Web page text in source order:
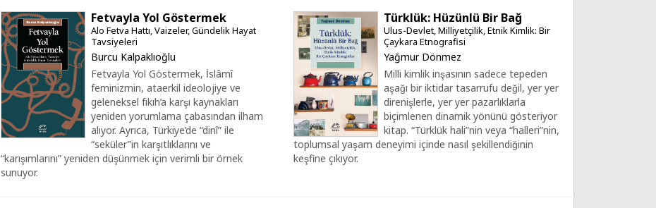
Fetvayla Yol Göstermek
Alo Fetva Hattı, Vaizeler, Gündelik Hayat
Tavsiyeleri
Burcu Kalpaklıoğlu
Fetvayla Yol Göstermek, İslâmî
feminizmin, ataerkil ideolojiye ve
geleneksel fıkıh’a karşı kaynakları
yeniden yorumlama çabasından ilham
alıyor. Ayrıca, Türkiye’de “dinî” ile
“seküler”in karşıtlıklarını ve
“karışımlarını” yeniden düşünmek için verimli bir örnek
sunuyor.
Türklük: Hüzünlü Bir Bağ
Ulus-Devlet, Milliyetçilik, Etnik Kimlik: Bir
Çaykara Etnografisi
Yağmur Dönmez
Milli kimlik inşasının sadece tepeden
aşağı bir iktidar tasarrufu değil, yer yer
direnişlerle, yer yer pazarlıklarla
biçimlenen dinamik yönünü gösteriyor
kitap. “Türklük hali”nin veya “halleri”nin,
toplumsal yaşam deneyimi içinde nasıl şekillendiğinin
keşfine çıkıyor.